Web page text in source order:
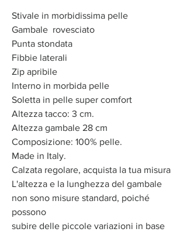
Stivale in morbidissima pelle
Gambale rovesciato
Punta stondata
Fibbie laterali
Zip apribile
Interno in morbida pelle
Soletta in pelle super comfort
Altezza tacco: 3 cm.
Altezza gambale 28 cm
Composizione: 100% pelle.
Made in Italy.
Calzata regolare, acquista la tua misura
L'altezza e la lunghezza del gambale
non sono misure standard, poiché
possono
subire delle piccole variazioni in base